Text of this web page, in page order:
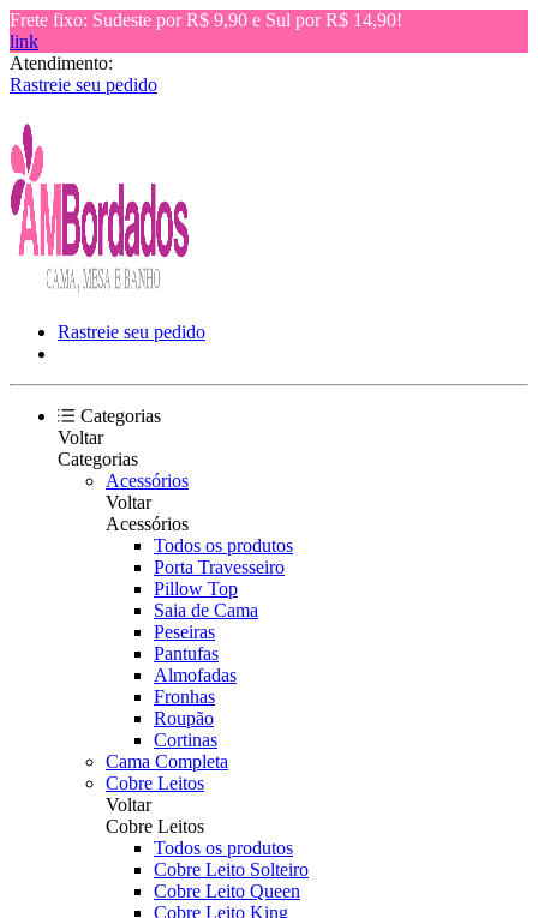
Frete fixo: Sudeste por R$ 9,90 e Sul por R$ 14,90!
link
Atendimento:
Rastreie seu pedido
Rastreie seu pedido
Categorias
Voltar
Categorias
Acessórios
Voltar
Acessórios
Todos os produtos
Porta Travesseiro
Pillow Top
Saia de Cama
Peseiras
Pantufas
Almofadas
Fronhas
Roupão
Cortinas
Cama Completa
Cobre Leitos
Voltar
Cobre Leitos
Todos os produtos
Cobre Leito Solteiro
Cobre Leito Queen
Cobre Leito King